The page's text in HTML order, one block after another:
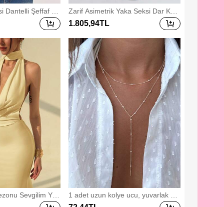
Dantelli Şeffaf As
Gecesi, İş
Bralet, Seksi Kul
Dantelli Blu
Zarif Asimetrik Yaka Seksi Dar Kesi
m Parti Elbisesi, Büzgülü Bel ve Kal
ça Tasarımlı, Resmi Davetler İçin U
bahar
1.805,94TL
Sevgilim Yak
Elbises
1 adet uzun kolye ucu, yuvarlak bo
ncuklu Y şeklinde zincir, kadınlar ve